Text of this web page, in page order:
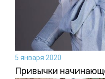
5 января 2020
Привычки